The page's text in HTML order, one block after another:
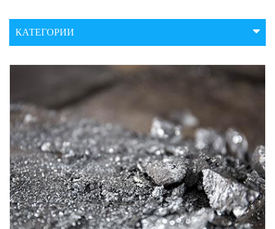
КАТЕГОРИИ